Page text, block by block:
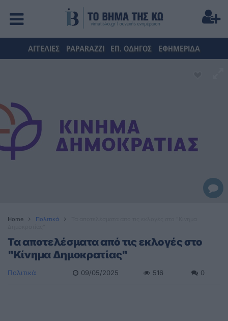
ΑΓΓΕΛΙΕΣ PAPARAZZI ΕΠ. ΟΔΗΓΟΣ ΕΦΗΜΕΡΙΔΑ
Home Πολιτικά
Τα αποτελέσματα από τις εκλογές στο
"Κίνημα Δημοκρατίας"
Πολιτικά 09/05/2025 516 0